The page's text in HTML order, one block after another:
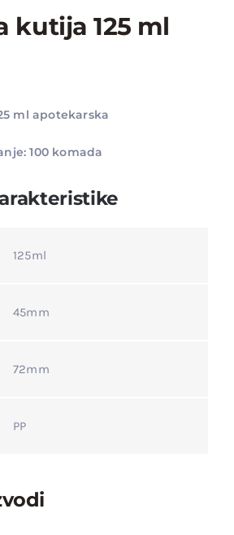
kutija 125 ml
ml apotekarska
100 komada
125ml
45mm
72mm
PP